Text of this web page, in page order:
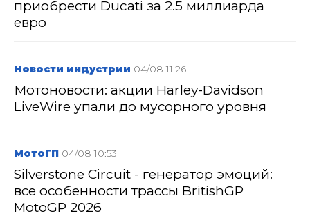
приобрести Ducati за 2.5 миллиарда
евро
Новости индустрии 04/08 11:26
Мотоновости: акции Harley-Davidson
LiveWire упали до мусорного уровня
МотоГП 04/08 10:53
Silverstone Circuit - генератор эмоций:
все особенности трассы BritishGP
MotoGP 2026